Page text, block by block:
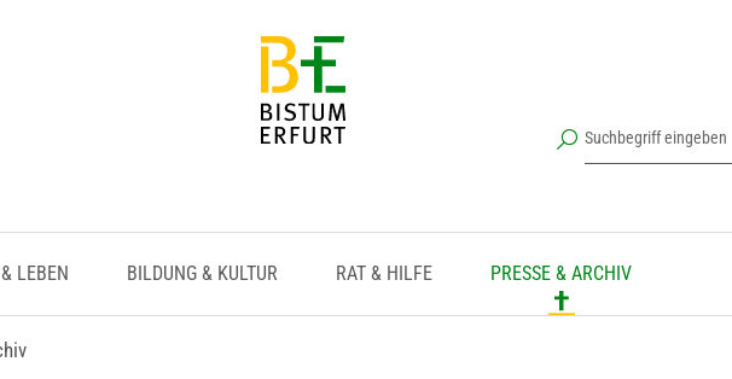
LEBEN BILDUNG & KULTUR RAT & HILFE PRESSE & ARCHIV